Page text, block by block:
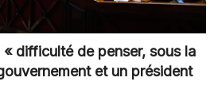
difficulté de penser, sous la
et un président